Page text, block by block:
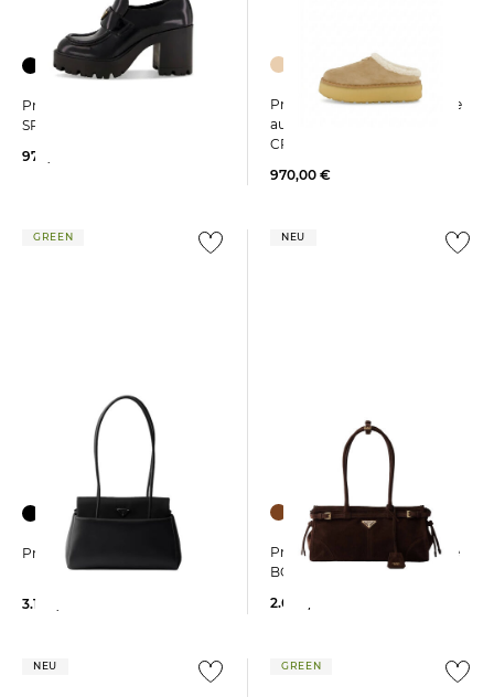
Prada | Damen Loafer 85
SPAZZOLATO
970,00 €
Prada | Damen Hausschuhe
aus Wildleder WINTER
CREPES MULE
970,00 €
GREEN
Prada | Damen Handtasche
3.100,00 €
NEU
Prada | Damen Handtasche
BONNIE Medium
2.600,00 €
NEU GREEN